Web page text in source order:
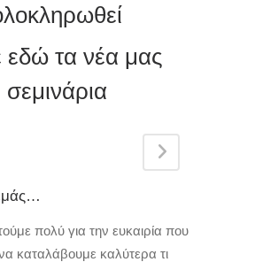
εδώ τα νέα μας
σεμινάρια
πολύ για την ευκαιρία που
καταλάβουμε καλύτερα τι